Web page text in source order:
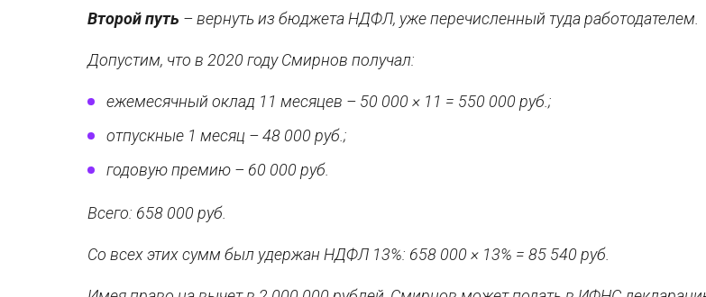
Второй путь – вернуть из бюджета НДФЛ, уже перечисленный туда работодателем.
Допустим, что в 2020 году Смирнов получал:
ежемесячный оклад 11 месяцев – 50 000 × 11 = 550 000 руб.;
отпускные 1 месяц – 48 000 руб.;
годовую премию – 60 000 руб.
Всего: 658 000 руб.
Со всех этих сумм был удержан НДФЛ 13%: 658 000 × 13% = 85 540 руб.